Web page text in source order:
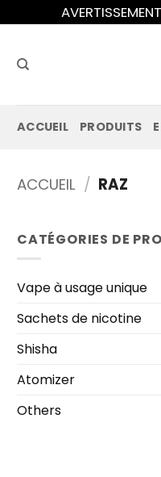
ACCUEIL PRODUITS
ACCUEIL / RAZ
CATÉGORIES DE
Vape à usage unique
Sachets de nicotine
Shisha
Atomizer
Others